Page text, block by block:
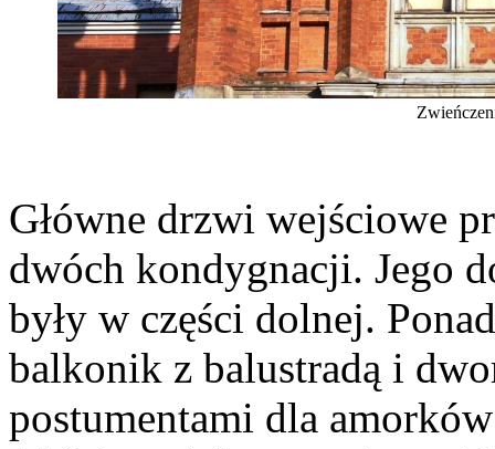
Główne drzwi wejściowe
dwóch kondygnacji. Jego
były w części dolnej.
balkonik z balustradą i
postumentami dla